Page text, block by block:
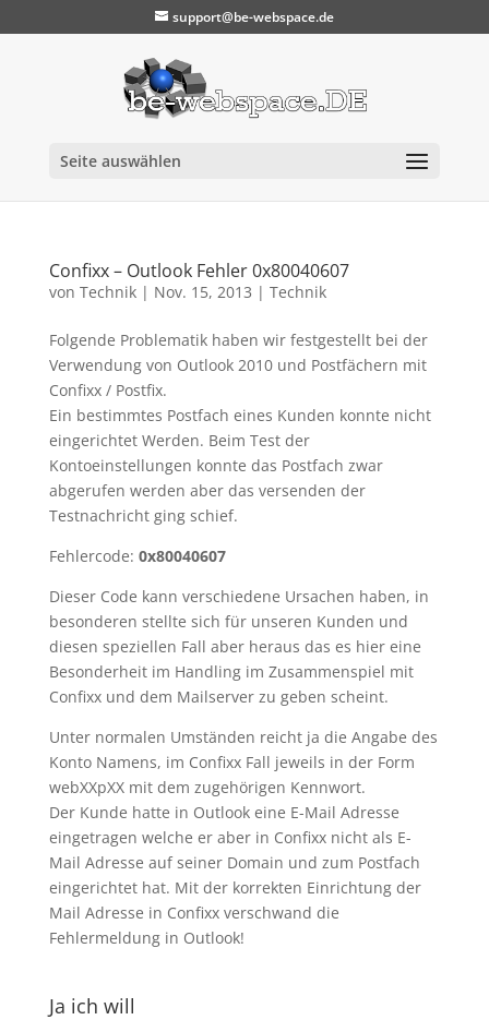
support@be-webspace.de
Seite auswählen
Confixx – Outlook Fehler 0x80040607
von Technik| Nov. 15, 2013 | Technik
Folgende Problematik haben wir festgestellt bei der
Verwendung von Outlook 2010 und Postfächern mit
Confixx / Postfix.
Ein bestimmtes Postfach eines Kunden konnte nicht
eingerichtet Werden. Beim Test der
Kontoeinstellungen konnte das Postfach zwar
abgerufen werden aber das versenden der
Testnachricht ging schief.
Fehlercode: 0x80040607
Dieser Code kann verschiedene Ursachen haben, in
besonderen stellte sich für unseren Kunden und
diesen speziellen Fall aber heraus das es hier eine
Besonderheit im Handling im Zusammenspiel mit
Confixx und dem Mailserver zu geben scheint.
Unter normalen Umständen reicht ja die Angabe des
Konto Namens, im Confixx Fall jeweils in der Form
webXXpXX mit dem zugehörigen Kennwort.
Der Kunde hatte in Outlook eine E-Mail Adresse
eingetragen welche er aber in Confixx nicht als E-
Mail Adresse auf seiner Domain und zum Postfach
eingerichtet hat. Mit der korrekten Einrichtung der
Mail Adresse in Confixx verschwand die
Fehlermeldung in Outlook!
Ja ich will